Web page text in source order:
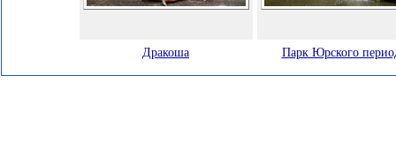
Дракоша Парк Юрского